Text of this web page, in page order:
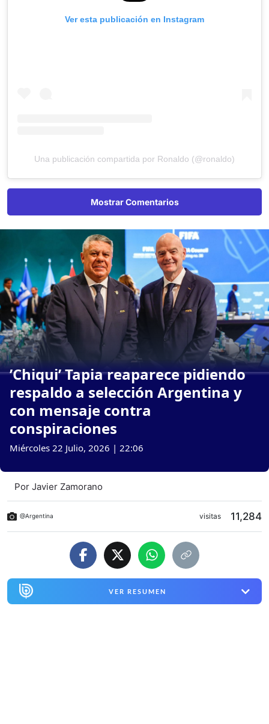
Ver esta publicación en Instagram
Una publicación compartida por Ronaldo (@ronaldo)
Mostrar Comentarios
’Chiqui’ Tapia reaparece pidiendo
respaldo a selección Argentina y
con mensaje contra
conspiraciones
Miércoles 22 Julio, 2026 | 22:06
Por Javier Zamorano
@Argentina visitas 11,284
VER RESUMEN